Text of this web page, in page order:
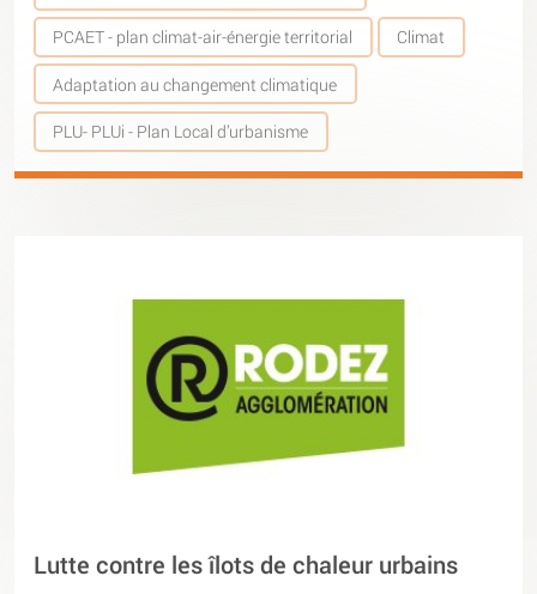
PCAET - plan climat-air-énergie territorial Climat
Adaptation au changement climatique
PLU- PLUi - Plan Local d’urbanisme
Lutte contre les îlots de chaleur urbains